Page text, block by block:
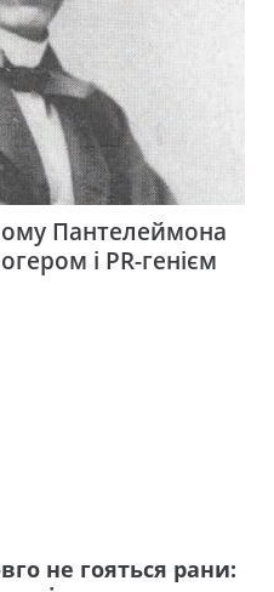
Пантелеймона
і PR-генієм
не гояться рани: